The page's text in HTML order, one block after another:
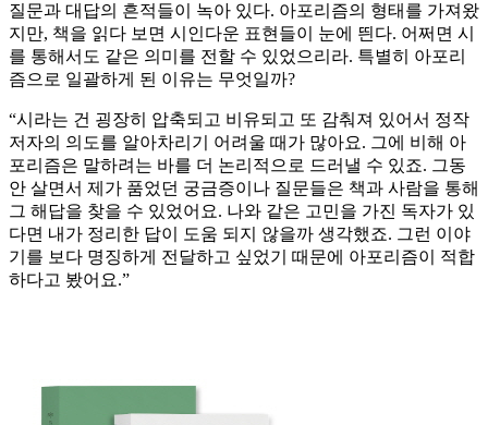
질문과 대답의 흔적들이 녹아 있다. 아포리즘의 형태를 가져왔
지만, 책을 읽다 보면 시인다운 표현들이 눈에 띈다. 어쩌면 시
를 통해서도 같은 의미를 전할 수 있었으리라. 특별히 아포리
즘으로 일괄하게 된 이유는 무엇일까?
“시라는 건 굉장히 압축되고 비유되고 또 감춰져 있어서 정작
저자의 의도를 알아차리기 어려울 때가 많아요. 그에 비해 아
포리즘은 말하려는 바를 더 논리적으로 드러낼 수 있죠. 그동
안 살면서 제가 품었던 궁금증이나 질문들은 책과 사람을 통해
그 해답을 찾을 수 있었어요. 나와 같은 고민을 가진 독자가 있
다면 내가 정리한 답이 도움 되지 않을까 생각했죠. 그런 이야
기를 보다 명징하게 전달하고 싶었기 때문에 아포리즘이 적합
하다고 봤어요.”